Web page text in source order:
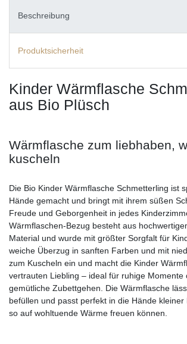
Beschreibung
Produktsicherheit
Kinder Wärmflasche
aus Bio Plüsch
Wärmflasche zum liebhaben,
kuscheln
Die Bio Kinder Wärmflasche Schmetterling ist
Hände gemacht und bringt mit ihrem süßen
Freude und Geborgenheit in jedes
Wärmflaschen-Bezug besteht aus
Material und wurde mit größter Sorgfalt für
weiche Überzug in sanften Farben und mit
zum Kuscheln ein und macht die Kinder
vertrauten Liebling – ideal für ruhige Momente
gemütliche Zubettgehen. Die Wärmflasche
befüllen und passt perfekt in die Hände kleiner
so auf wohltuende Wärme freuen können.